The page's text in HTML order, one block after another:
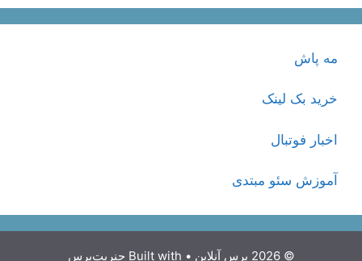
مه پاش
خرید بک لینک
اخبار فوتبال
آموزش سئو مبتدی
© 2026 پرس آنلاین • Built with جنریت‌پرس